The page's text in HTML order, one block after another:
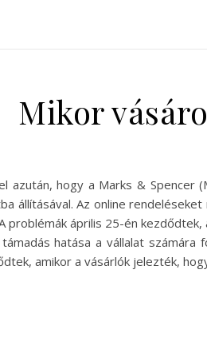
Mikor
azután, hogy a Marks & Spencer
állításával. Az online
problémák április 25-én
hatása a vállalat számára
amikor a vásárlók jelezték,